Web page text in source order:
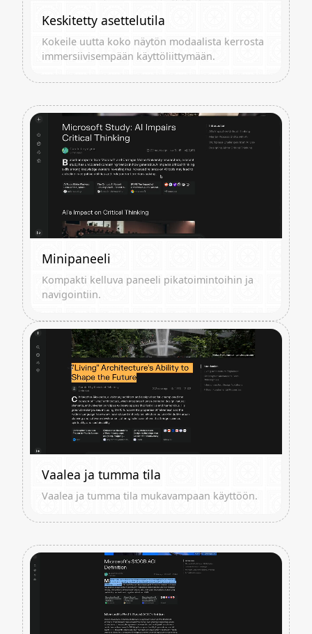
Keskitetty asettelutila
Kokeile uutta koko näytön modaalista kerrosta
immersiivisempään käyttöliittymään.
Minipaneeli
Kompakti kelluva paneeli pikatoimintoihin ja
navigointiin.
Vaalea ja tumma tila
Vaalea ja tumma tila mukavampaan käyttöön.